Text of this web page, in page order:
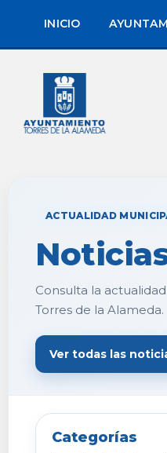
contenido
de
INICIO
ACTUALIDAD
Consulta la
Torres de la Alameda.
Ver todas las
Categorías